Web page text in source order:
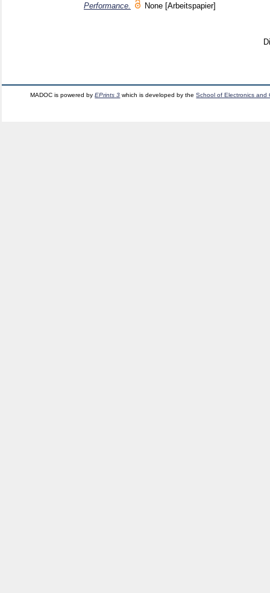
Performance.
None [Arbeitspapier]
MADOC is powered byEPrints 3 which is developed by theSchool of Electronics and